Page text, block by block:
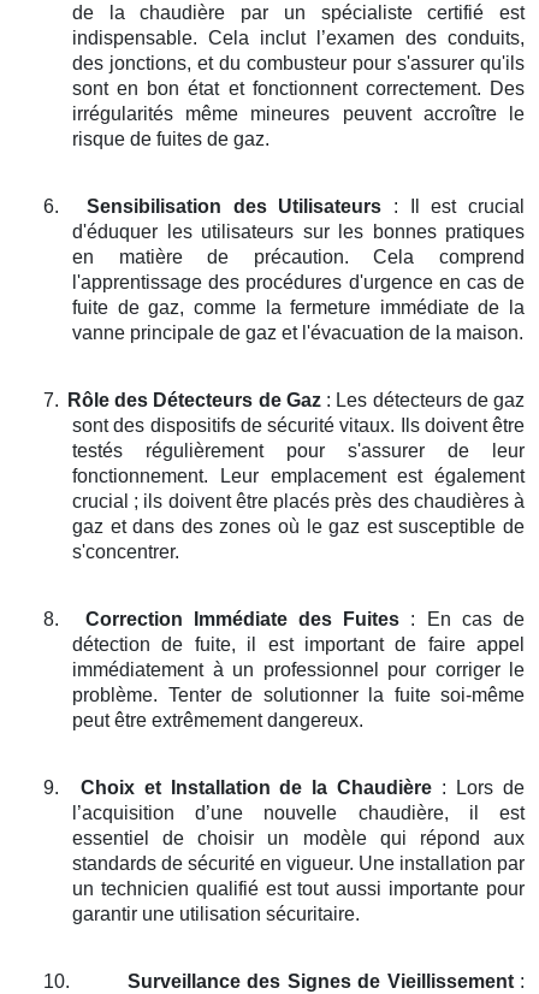
de la chaudière par un spécialiste certifié est
indispensable. Cela inclut l’examen des conduits,
des jonctions, et du combusteur pour s'assurer qu'ils
sont en bon état et fonctionnent correctement. Des
irrégularités même mineures peuvent accroître le
risque de fuites de gaz.
6. Sensibilisation des Utilisateurs : Il est crucial
d'éduquer les utilisateurs sur les bonnes pratiques
en matière de précaution. Cela comprend
l'apprentissage des procédures d'urgence en cas de
fuite de gaz, comme la fermeture immédiate de la
vanne principale de gaz et l'évacuation de la maison.
7. Rôle des Détecteurs de Gaz: Les détecteurs de gaz
sont des dispositifs de sécurité vitaux. Ils doivent être
testés régulièrement pour s'assurer de leur
fonctionnement. Leur emplacement est également
crucial ; ils doivent être placés près des chaudières à
gaz et dans des zones où le gaz est susceptible de
s'concentrer.
8. Correction Immédiate des Fuites : En cas de
détection de fuite, il est important de faire appel
immédiatement à un professionnel pour corriger le
problème. Tenter de solutionner la fuite soi-même
peut être extrêmement dangereux.
9. Choix et Installation de la Chaudière : Lors de
l’acquisition d’une nouvelle chaudière, il est
essentiel de choisir un modèle qui répond aux
standards de sécurité en vigueur. Une installation par
un technicien qualifié est tout aussi importante pour
garantir une utilisation sécuritaire.
10. Surveillance des Signes de Vieillissement: